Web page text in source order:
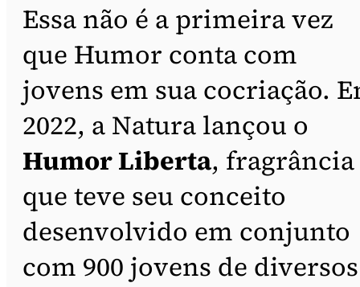
Essa não é a primeira vez
que Humor conta com
jovens em sua cocriação.
2022, a Natura lançou o
Humor Liberta, fragrância
que teve seu conceito
desenvolvido em conjunto
com 900 jovens de diversos